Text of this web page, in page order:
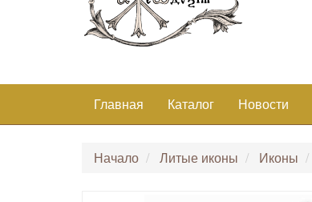
Главная Каталог Новости
Начало Литые иконы Иконы